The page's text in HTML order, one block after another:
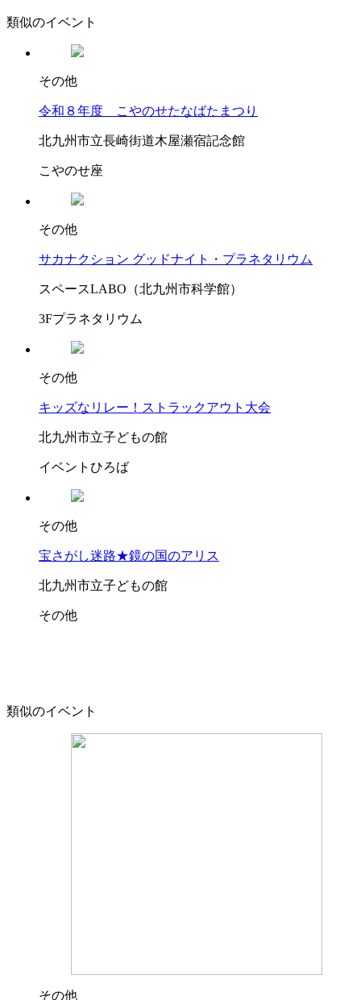
類似のイベント
その他
令和８年度 こやのせたなばたまつり
北九州市立長崎街道木屋瀬宿記念館
こやのせ座
その他
サカナクション グッドナイト・プラネタリウム
スペースLABO（北九州市科学館）
3Fプラネタリウム
その他
キッズなリレー！ストラックアウト大会
北九州市立子どもの館
イベントひろば
その他
宝さがし迷路★鏡の国のアリス
北九州市立子どもの館
その他
類似のイベント
その他